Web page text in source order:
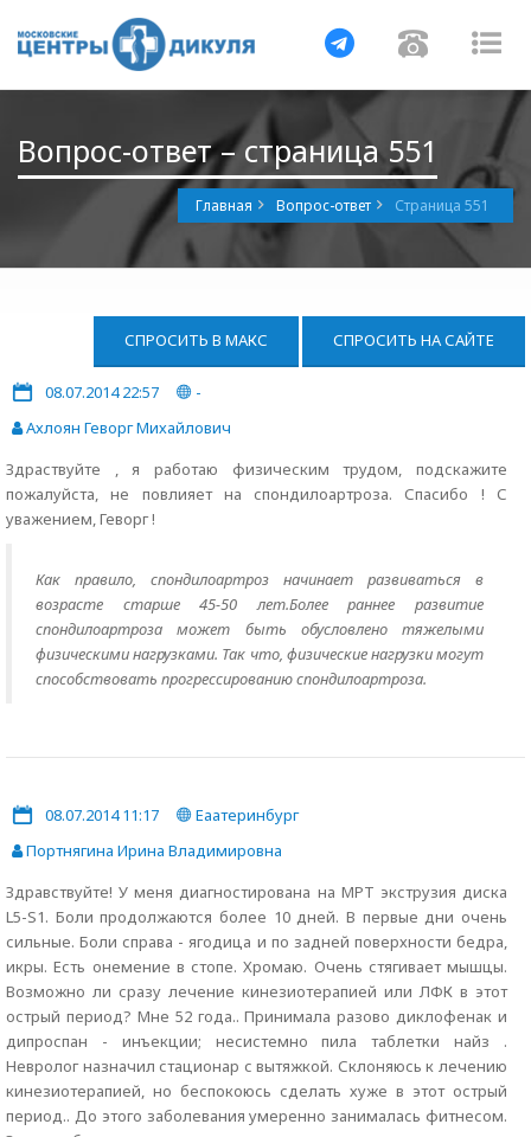
Навигация
Вопрос-ответ – страница 551
Главная Вопрос-ответ Страница 551
СПРОСИТЬ В МАКС СПРОСИТЬ НА САЙТЕ
08.07.2014 22:57
-
Ахлоян Геворг Михайлович
Здраствуйте , я работаю физическим трудом, подскажите
пожалуйста, не повлияет на спондилоартроза. Спасибо ! С
уважением, Геворг !
Как правило, спондилоартроз начинает развиваться в
возрасте старше 45-50 лет.Более раннее развитие
спондилоартроза может быть обусловлено тяжелыми
физическими нагрузками. Так что, физические нагрузки могут
способствовать прогрессированию спондилоартроза.
08.07.2014 11:17
Еаатеринбург
Портнягина Ирина Владимировна
Здравствуйте! У меня диагностирована на МРТ экструзия диска
L5-S1. Боли продолжаются более 10 дней. В первые дни очень
сильные. Боли справа - ягодица и по задней поверхности бедра,
икры. Есть онемение в стопе. Хромаю. Очень стягивает мышцы.
Возможно ли сразу лечение кинезиотерапией или ЛФК в этот
острый период? Мне 52 года.. Принимала разово диклофенак и
дипроспан - инъекции; несистемно пила таблетки найз .
Невролог назначил стационар с вытяжкой. Склоняюсь к лечению
кинезиотерапией, но беспокоюсь сделать хуже в этот острый
период.. До этого заболевания умеренно занималась фитнесом.